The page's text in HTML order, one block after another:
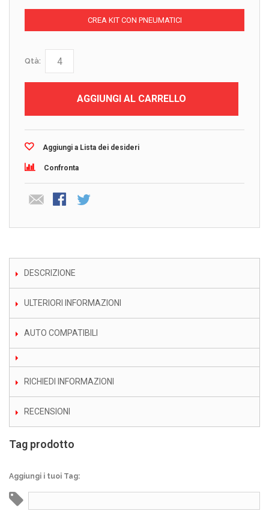
CREA KIT CON PNEUMATICI
Qtà:
AGGIUNGI AL CARRELLO
Aggiungi a Lista dei desideri
Confronta
DESCRIZIONE
ULTERIORI INFORMAZIONI
AUTO COMPATIBILI
RICHIEDI INFORMAZIONI
RECENSIONI
Tag prodotto
Aggiungi i tuoi Tag: